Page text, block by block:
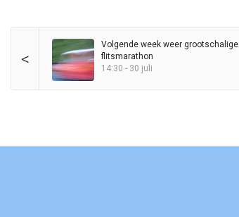
<
Volgende week weer grootschalige
flitsmarathon
14:30 - 30 juli